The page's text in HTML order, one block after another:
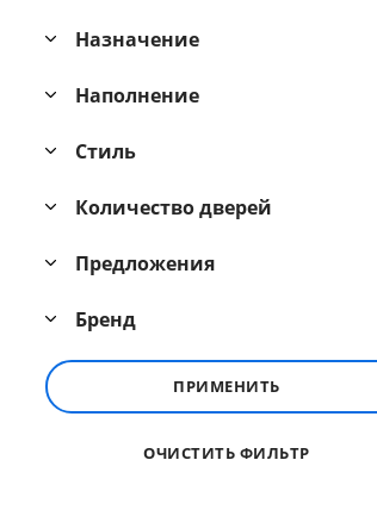
Назначение
Наполнение
Стиль
Количество дверей
Предложения
Бренд
ПРИМЕНИТЬ
ОЧИСТИТЬ ФИЛЬТР